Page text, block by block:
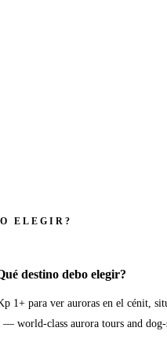
ELEGIR?
destino debo elegir?
1+ para ver auroras en el cénit,
world-class aurora tours and dog-